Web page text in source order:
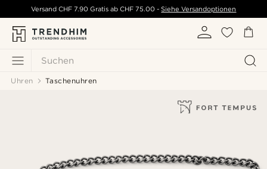
Suchen
Versand CHF 7.90 Gratis ab CHF 75.00 - Siehe Versandoptionen
Uhren Taschenuhren